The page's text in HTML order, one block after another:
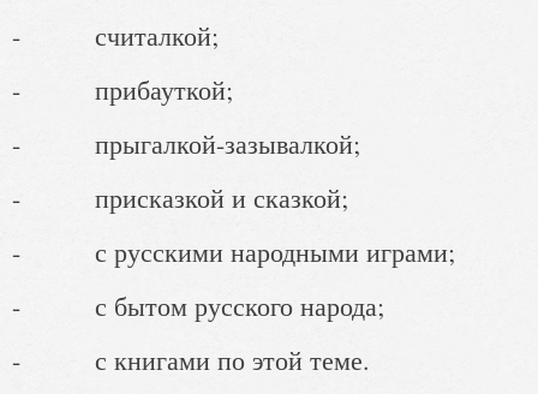
- считалкой;
- прибауткой;
- прыгалкой-зазывалкой;
- присказкой и сказкой;
- с русскими народными играми;
- с бытом русского народа;
- с книгами по этой теме.